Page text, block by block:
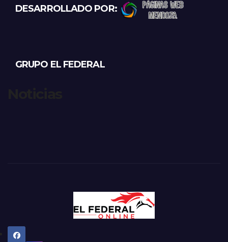
DESARROLLADO POR:
GRUPO EL FEDERAL